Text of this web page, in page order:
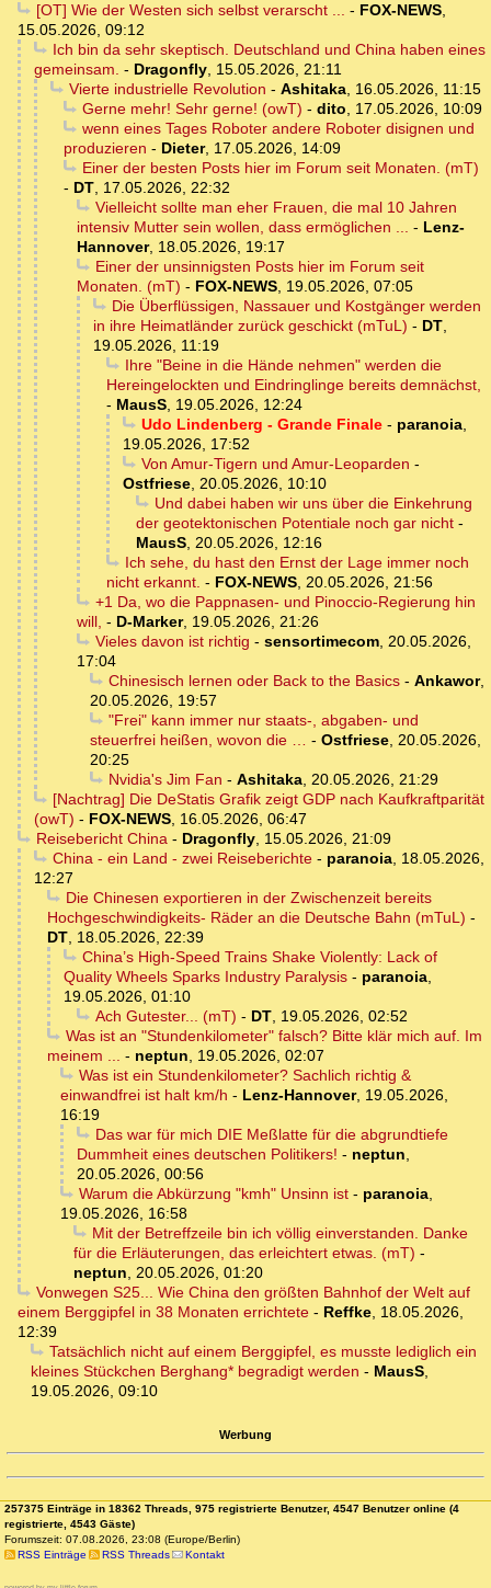
[OT] Wie der Westen sich selbst verarscht ... - FOX-NEWS,
15.05.2026, 09:12
Ich bin da sehr skeptisch. Deutschland und China haben eines
gemeinsam. - Dragonfly, 15.05.2026, 21:11
Vierte industrielle Revolution - Ashitaka, 16.05.2026, 11:15
Gerne mehr! Sehr gerne! (owT) - dito, 17.05.2026, 10:09
wenn eines Tages Roboter andere Roboter disignen und
produzieren - Dieter, 17.05.2026, 14:09
Einer der besten Posts hier im Forum seit Monaten. (mT)
- DT, 17.05.2026, 22:32
Vielleicht sollte man eher Frauen, die mal 10 Jahren
intensiv Mutter sein wollen, dass ermöglichen ... - Lenz-
Hannover, 18.05.2026, 19:17
Einer der unsinnigsten Posts hier im Forum seit
Monaten. (mT) - FOX-NEWS, 19.05.2026, 07:05
Die Überflüssigen, Nassauer und Kostgänger werden
in ihre Heimatländer zurück geschickt (mTuL) - DT,
19.05.2026, 11:19
Ihre "Beine in die Hände nehmen" werden die
Hereingelockten und Eindringlinge bereits demnächst,
- MausS, 19.05.2026, 12:24
Udo Lindenberg - Grande Finale- paranoia,
19.05.2026, 17:52
Von Amur-Tigern und Amur-Leoparden -
Ostfriese, 20.05.2026, 10:10
Und dabei haben wir uns über die Einkehrung
der geotektonischen Potentiale noch gar nicht -
MausS, 20.05.2026, 12:16
Ich sehe, du hast den Ernst der Lage immer noch
nicht erkannt. - FOX-NEWS, 20.05.2026, 21:56
+1 Da, wo die Pappnasen- und Pinoccio-Regierung hin
will, - D-Marker, 19.05.2026, 21:26
Vieles davon ist richtig - sensortimecom, 20.05.2026,
17:04
Chinesisch lernen oder Back to the Basics- Ankawor,
20.05.2026, 19:57
"Frei" kann immer nur staats-, abgaben- und
steuerfrei heißen, wovon die … - Ostfriese, 20.05.2026,
20:25
Nvidia's Jim Fan - Ashitaka, 20.05.2026, 21:29
[Nachtrag] Die DeStatis Grafik zeigt GDP nach Kaufkraftparität
(owT) - FOX-NEWS, 16.05.2026, 06:47
Reisebericht China- Dragonfly, 15.05.2026, 21:09
China - ein Land - zwei Reiseberichte- paranoia, 18.05.2026,
12:27
Die Chinesen exportieren in der Zwischenzeit bereits
Hochgeschwindigkeits- Räder an die Deutsche Bahn (mTuL) -
DT, 18.05.2026, 22:39
China’s High-Speed Trains Shake Violently: Lack of
Quality Wheels Sparks Industry Paralysis - paranoia,
19.05.2026, 01:10
Ach Gutester... (mT) - DT, 19.05.2026, 02:52
Was ist an "Stundenkilometer" falsch? Bitte klär mich auf. Im
meinem ... - neptun, 19.05.2026, 02:07
Was ist ein Stundenkilometer? Sachlich richtig &
einwandfrei ist halt km/h - Lenz-Hannover, 19.05.2026,
16:19
Das war für mich DIE Meßlatte für die abgrundtiefe
Dummheit eines deutschen Politikers! - neptun,
20.05.2026, 00:56
Warum die Abkürzung "kmh" Unsinn ist- paranoia,
19.05.2026, 16:58
Mit der Betreffzeile bin ich völlig einverstanden. Danke
für die Erläuterungen, das erleichtert etwas. (mT) -
neptun, 20.05.2026, 01:20
Vonwegen S25... Wie China den größten Bahnhof der Welt auf
einem Berggipfel in 38 Monaten errichtete - Reffke, 18.05.2026,
12:39
Tatsächlich nicht auf einem Berggipfel, es musste lediglich ein
kleines Stückchen Berghang* begradigt werden - MausS,
19.05.2026, 09:10
Werbung
257375 Einträge in 18362 Threads, 975 registrierte Benutzer, 4547 Benutzer online (4
registrierte, 4543 Gäste)
Forumszeit: 07.08.2026, 23:08 (Europe/Berlin)
RSS Einträge
RSS Threads Kontakt